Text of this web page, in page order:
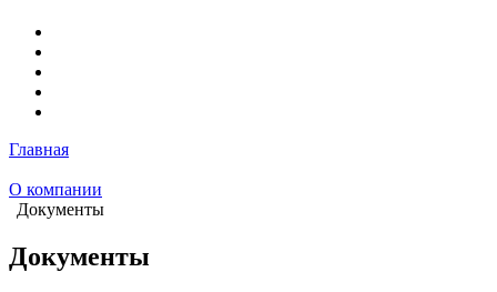
Главная
О компании
Документы
Документы